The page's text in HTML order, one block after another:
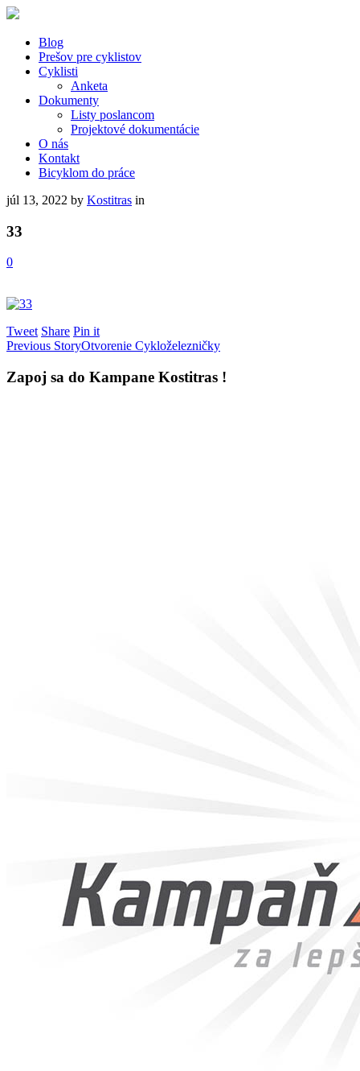
Blog
Prešov pre cyklistov
Cyklisti
Anketa
Dokumenty
Listy poslancom
Projektové dokumentácie
O nás
Kontakt
Bicyklom do práce
júl 13, 2022 by Kostitras in
33
0
Tweet Share Pin it
Previous StoryOtvorenie Cykloželezničky
Zapoj sa do Kampane Kostitras !